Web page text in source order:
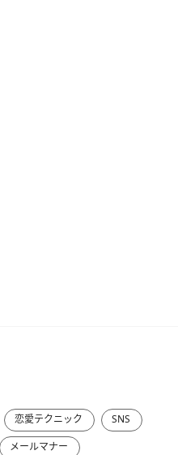
恋愛テクニック
SNS
メールマナー